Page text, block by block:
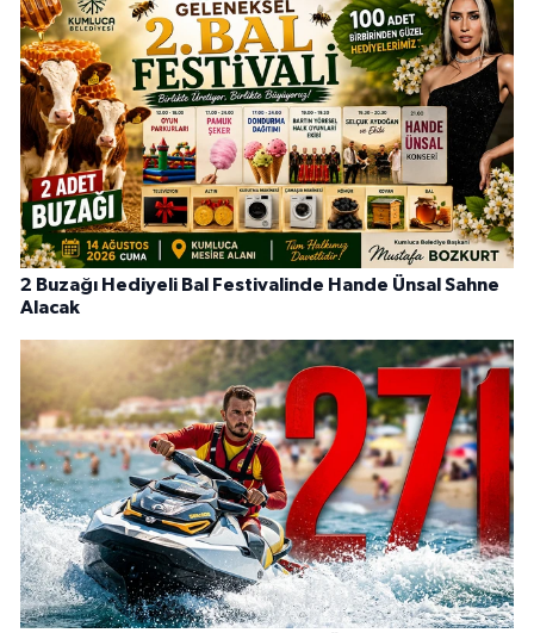
2 Buzağı Hediyeli Bal Festivalinde Hande Ünsal Sahne
Alacak